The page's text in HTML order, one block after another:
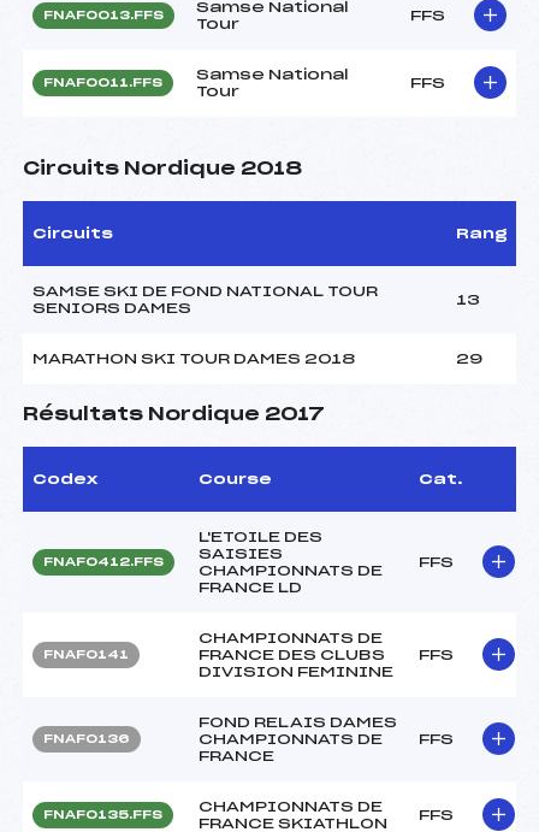
FNAF0013.FFS
Samse National
Tour
FFS
FNAF0011.FFS
Samse National
Tour
FFS
Circuits Nordique 2018
Circuits Rang
SAMSE SKI DE FOND NATIONAL TOUR
SENIORS DAMES
13
MARATHON SKI TOUR DAMES 2018 29
Résultats Nordique 2017
Codex Course Cat.
FNAF0412.FFS
L'ETOILE DES
SAISIES
CHAMPIONNATS DE
FRANCE LD
FFS
FNAF0141
CHAMPIONNATS DE
FRANCE DES CLUBS
DIVISION FEMININE
FFS
FNAF0136
FOND RELAIS DAMES
CHAMPIONNATS DE
FRANCE
FFS
FNAF0135.FFS
CHAMPIONNATS DE
FRANCE SKIATHLON
FFS